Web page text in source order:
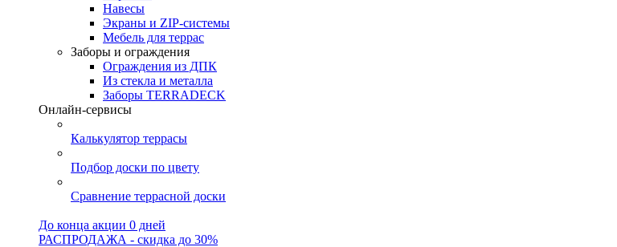
Навесы
Экраны и ZIP-системы
Мебель для террас
Заборы и ограждения
Ограждения из ДПК
Из стекла и металла
Заборы TERRADECK
Онлайн-сервисы
Калькулятор террасы
Подбор доски по цвету
Сравнение террасной доски
До конца акции 0 дней
РАСПРОДАЖА - скидка до 30%